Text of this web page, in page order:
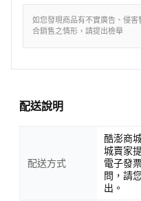
如您發現商品有不實廣告、侵
合銷售之情形，請提出檢舉
配送說明
配送方式
酷澎商
城賣家
電子發
問，請
出。